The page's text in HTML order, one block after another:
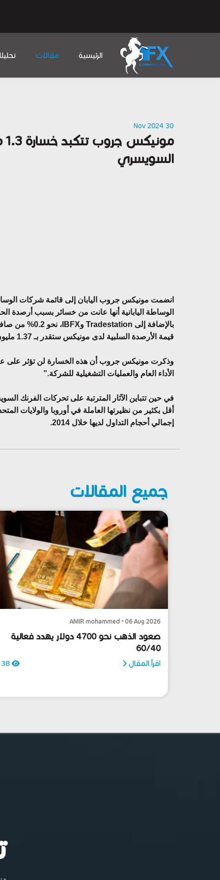
الرئيسية مقالات
30 Nov 2024
السويسري
انضمت مونيكس جروب اليابان إلى قائمة شركات
الوساطة اليابانية أنها عانت من خسائر بسبب أرصدة
قيمة الأرصدة السلبية لدى مونيكس ستقدر بـ 1.37 مليون دولار أمريكي.
وذكرت مونيكس جروب أن هذه الخسارة لن تؤثر على
الأداء العام والعمليات التشغيلية للشركة.”
إجمالي أحجام التداول لديها خلال 2014.
جميع المقالات
AMIR mohammed • 06 Aug 2026
صعود الذهب نحو 4700 دولار يهدد فعالية
60/40
اقرأ المقال